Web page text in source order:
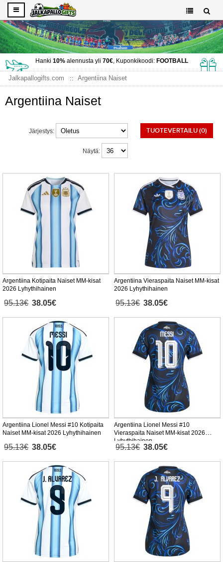
Hanki 10%alennusta yli 70€, Kuponkikoodi: FOOTBALL
Jalkapallogifts.com Argentiina Naiset
Argentiina Naiset
TUOTEVERTAILU (0)
Järjestys:
Näytä:
Argentiina Kotipaita Naiset MM-kisat
2026 Lyhythihainen
95.13€ 38.05€
Argentiina Vieraspaita Naiset MM-kisat
2026 Lyhythihainen
95.13€ 38.05€
Argentiina Lionel Messi #10 Kotipaita
Naiset MM-kisat 2026 Lyhythihainen
95.13€ 38.05€
Argentiina Lionel Messi #10
Vieraspaita Naiset MM-kisat 2026
Lyhythihainen
95.13€ 38.05€